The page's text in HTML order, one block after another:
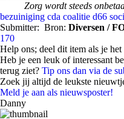
Zorg wordt steeds
bezuiniging cda coalitie d66
Submitter: Bron: Diversen /
170
Help ons; deel dit item als je
Heb je een leuk of interessant
terug ziet? Tip ons dan via de
Zoek jij altijd de leukste
Meld je aan als nieuwsposter!
Danny